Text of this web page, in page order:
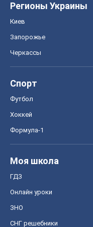
Регионы Украины
Киев
Запорожье
Черкассы
Спорт
Футбол
Хоккей
Формула-1
Моя школа
ГДЗ
Онлайн уроки
ЗНО
СНГ решебники